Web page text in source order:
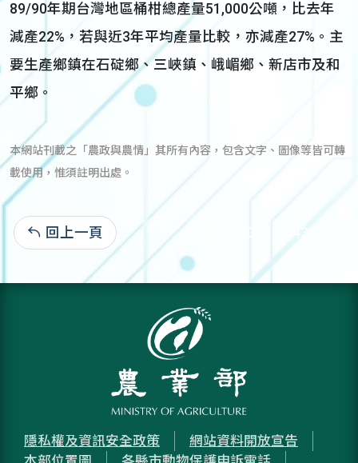
89/90年期台灣地區桶柑總產量51,000公噸，比去年
減產22%，若與近3年平均產量比較，亦減產27%。主
要生產鄉鎮在石碇鄉、三峽鎮、峨嵋鄉、新店市及和
平鄉。
本網站刊載之「農政與農情」其所有內容，包含文字、圖像等皆可轉
載使用，惟須註明出處。
回上一頁 94-03-01:14,443
隱私權及資訊安全政策
網站資料開放宣告